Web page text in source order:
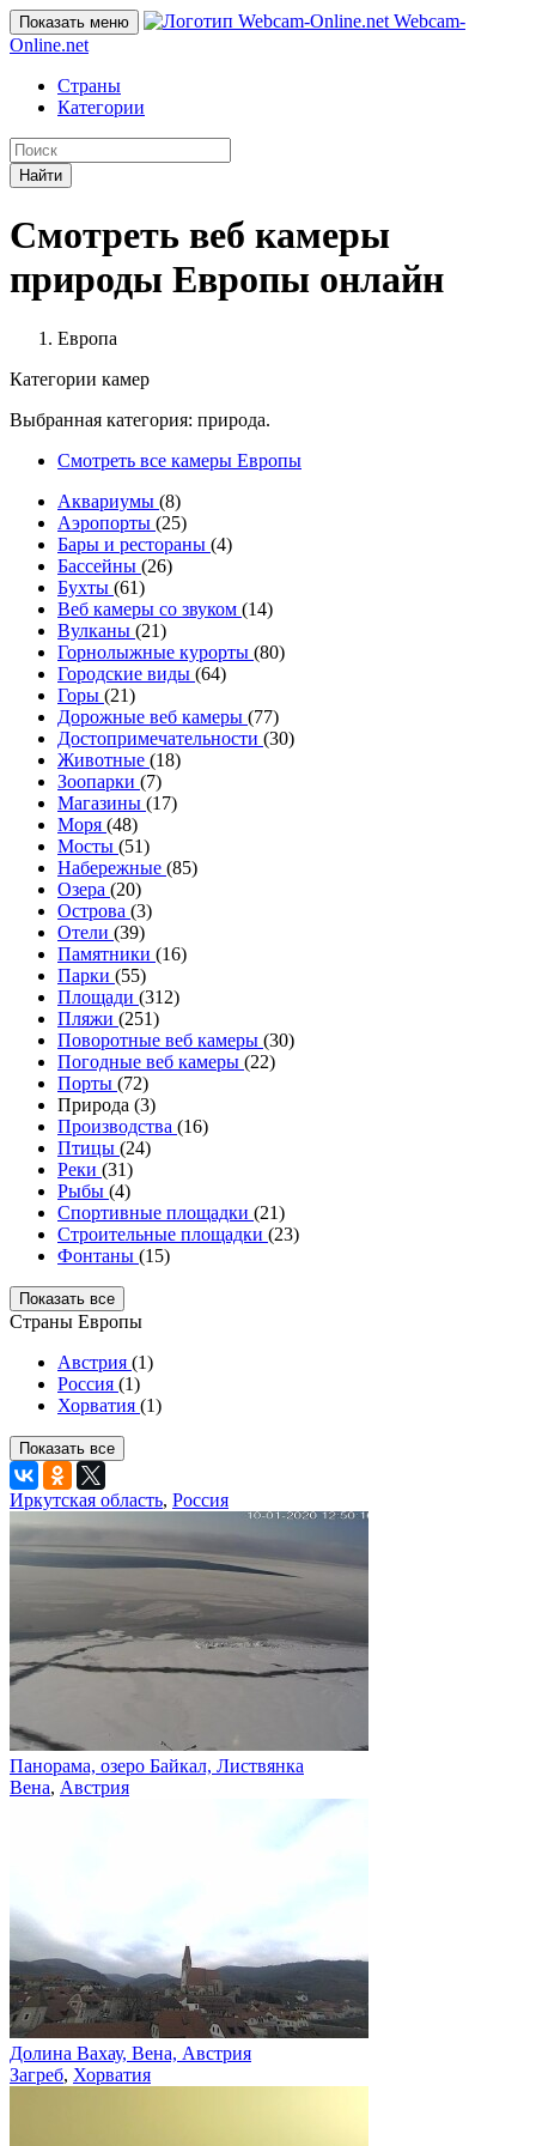
Показать меню
Webcam-
Online.net
Страны
Категории
Найти
Смотреть веб камеры
природы Европы онлайн
Европа
Категории камер
Выбранная категория: природа.
Смотреть все камеры Европы
Аквариумы (8)
Аэропорты (25)
Бары и рестораны (4)
Бассейны (26)
Бухты (61)
Веб камеры со звуком (14)
Вулканы (21)
Горнолыжные курорты (80)
Городские виды (64)
Горы (21)
Дорожные веб камеры (77)
Достопримечательности (30)
Животные (18)
Зоопарки (7)
Магазины (17)
Моря (48)
Мосты (51)
Набережные (85)
Озера (20)
Острова (3)
Отели (39)
Памятники (16)
Парки (55)
Площади (312)
Пляжи (251)
Поворотные веб камеры (30)
Погодные веб камеры (22)
Порты (72)
Природа (3)
Производства (16)
Птицы (24)
Реки (31)
Рыбы (4)
Спортивные площадки (21)
Строительные площадки (23)
Фонтаны (15)
Показать все
Страны Европы
Австрия (1)
Россия (1)
Хорватия (1)
Показать все
Иркутская область, Россия
Панорама, озеро Байкал, Листвянка
Вена, Австрия
Долина Вахау, Вена, Австрия
Загреб, Хорватия